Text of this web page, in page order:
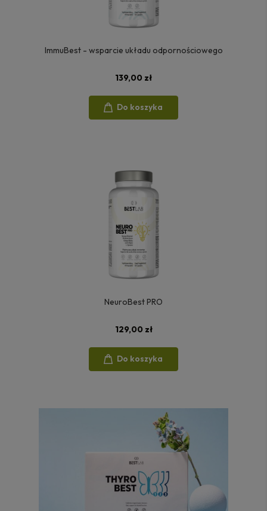
ImmuBest - wsparcie układu odpornościowego
139,00 zł
Do koszyka
NeuroBest PRO
129,00 zł
Do koszyka